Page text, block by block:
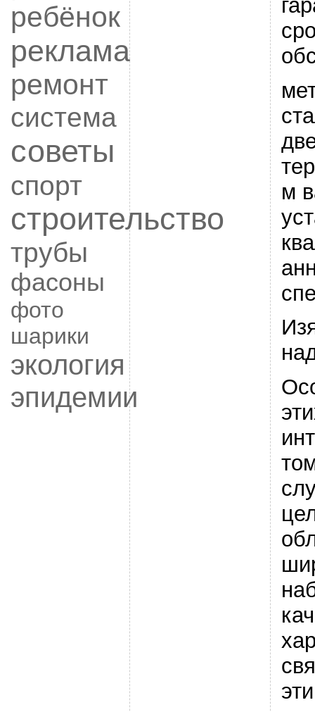
ребёнок
реклама
ремонт
система
советы
спорт
строительство
трубы
фасоны
фото
шарики
экология
эпидемии
м